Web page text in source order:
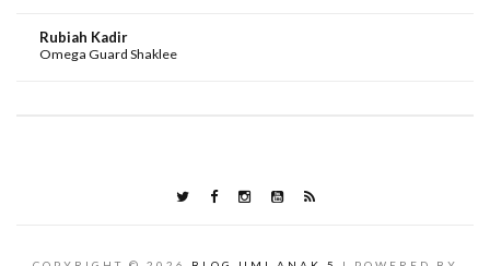
Rubiah Kadir
Omega Guard Shaklee